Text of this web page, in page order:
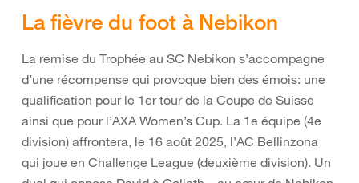
La fièvre du foot à Nebikon
La remise du Trophée au SC Nebikon s’accompagne
d’une récompense qui provoque bien des émois: une
qualification pour le 1er tour de la Coupe de Suisse
ainsi que pour l’AXA Women’s Cup. La 1e équipe (4e
division) affrontera, le 16 août 2025, l’AC Bellinzona
qui joue en Challenge League (deuxième division). Un